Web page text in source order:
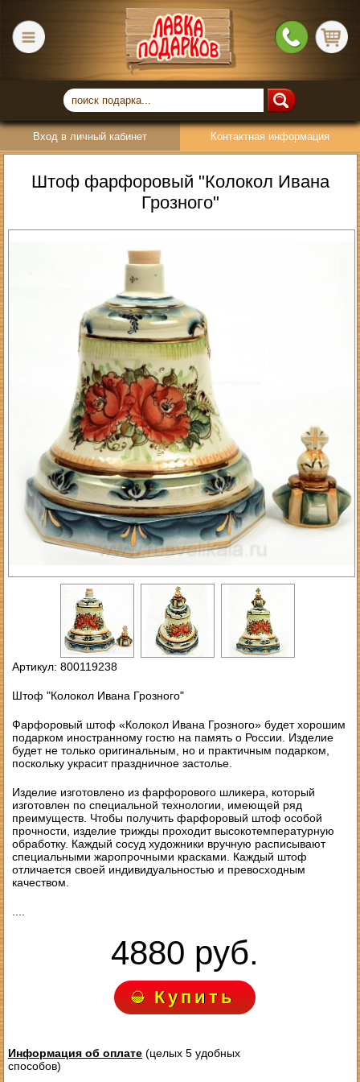
Вход в личный кабинет Контактная информация
Штоф фарфоровый "Колокол Ивана
Грозного"
Артикул: 800119238
Штоф "Колокол Ивана Грозного"
Фарфоровый штоф «Колокол Ивана Грозного» будет хорошим
подарком иностранному гостю на память о России. Изделие
будет не только оригинальным, но и практичным подарком,
поскольку украсит праздничное застолье.
Изделие изготовлено из фарфорового шликера, который
изготовлен по специальной технологии, имеющей ряд
преимуществ. Чтобы получить фарфоровый штоф особой
прочности, изделие трижды проходит высокотемпературную
обработку. Каждый сосуд художники вручную расписывают
специальными жаропрочными красками. Каждый штоф
отличается своей индивидуальностью и превосходным
качеством.
4880 руб.
Купить
Информация об оплате(целых 5 удобных
способов)